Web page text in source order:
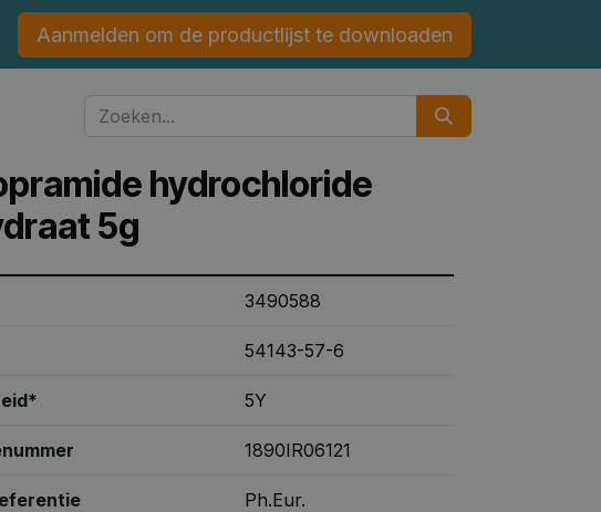
Aanmelden om de productlijst te downloaden
hydrochloride
5g
3490588
54143-57-6
5Y
1890IR06121
Ph.Eur.